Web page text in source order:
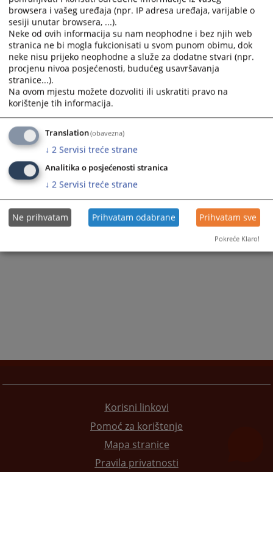
Prateći dokumenti
PROTOK PREDMETA 2022.
207 PREGLEDA
Korisni linkovi
Pomoć za korištenje
Mapa stranice
Pravila privatnosti
browsera i vašeg uređaja (npr. IP adresa uređaja, varijable o
sesiji unutar browsera, ...).
Neke od ovih informacija su nam neophodne i bez njih web
stranica ne bi mogla fukcionisati u svom punom obimu, dok
neke nisu prijeko neophodne a služe za dodatne stvari (npr.
procjenu nivoa posjećenosti, budućeg usavršavanja
stranice...).
Na ovom mjestu možete dozvoliti ili uskratiti pravo na
korištenje tih informacija.
Translation(obavezna)
↓ 2 Servisi treće strane
Analitika o posjećenosti stranica
↓ 2 Servisi treće strane
Ne prihvatam Prihvatam odabrane Prihvatam sve
Pokreće Klaro!